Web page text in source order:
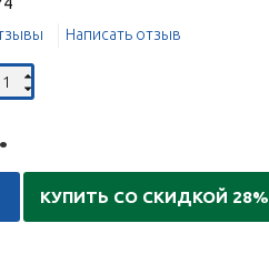
Написать отзыв
КУПИТЬ СО СКИДКОЙ 28%